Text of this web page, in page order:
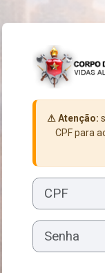
⚠ Atenção:
CPF para
CPF
Senha